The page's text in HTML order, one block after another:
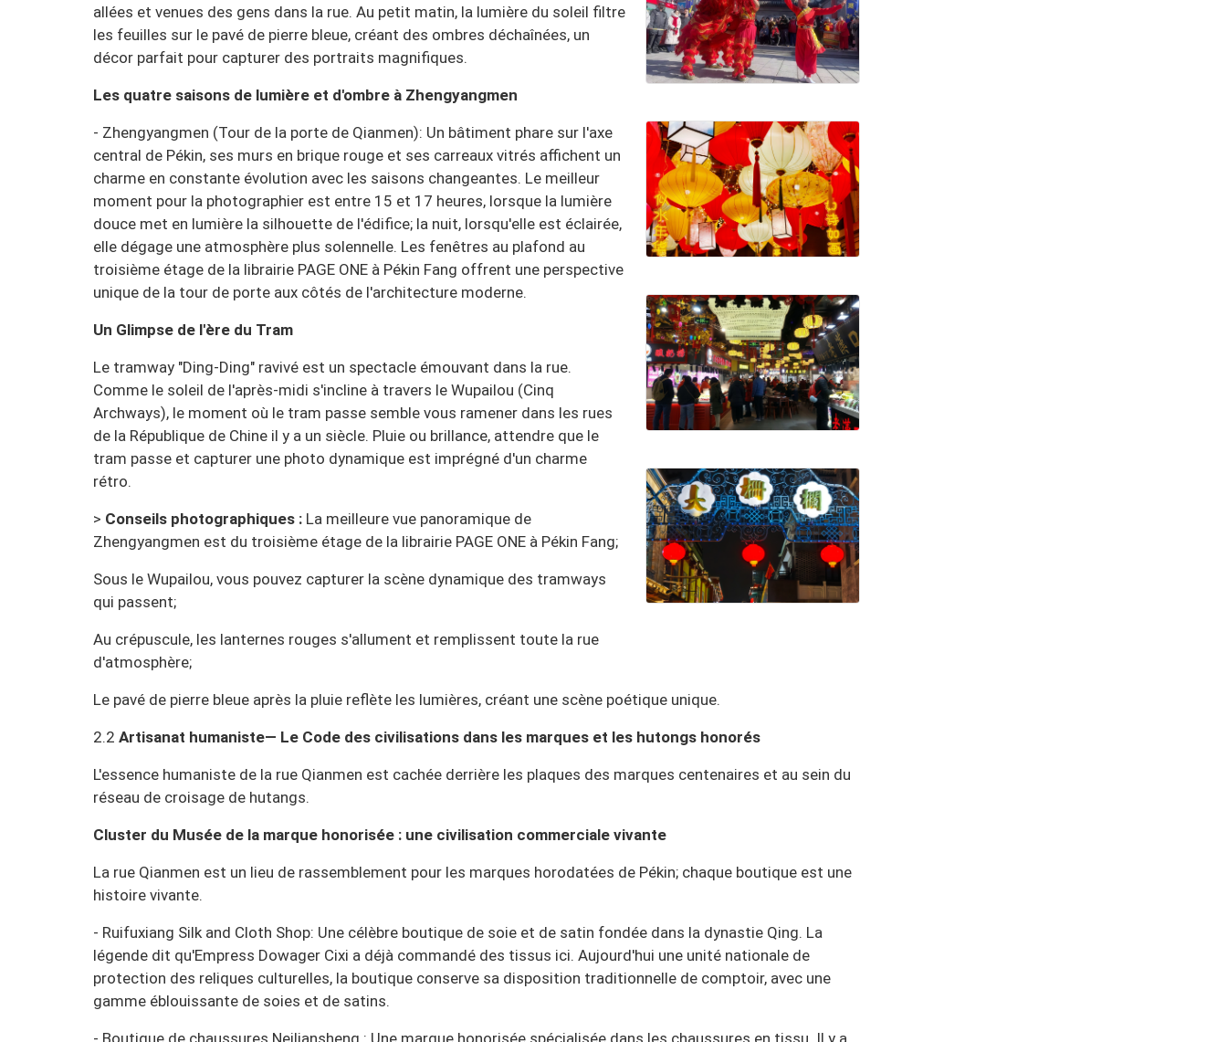
allées et venues des gens dans la rue. Au petit matin, la lumière du soleil filtre
les feuilles sur le pavé de pierre bleue, créant des ombres déchaînées, un
décor parfait pour capturer des portraits magnifiques.
Les quatre saisons de lumière et d'ombre à Zhengyangmen
- Zhengyangmen (Tour de la porte de Qianmen): Un bâtiment phare sur l'axe
central de Pékin, ses murs en brique rouge et ses carreaux vitrés affichent un
charme en constante évolution avec les saisons changeantes. Le meilleur
moment pour la photographier est entre 15 et 17 heures, lorsque la lumière
douce met en lumière la silhouette de l'édifice; la nuit, lorsqu'elle est éclairée,
elle dégage une atmosphère plus solennelle. Les fenêtres au plafond au
troisième étage de la librairie PAGE ONE à Pékin Fang offrent une perspective
unique de la tour de porte aux côtés de l'architecture moderne.
Un Glimpse de l'ère du Tram
Le tramway "Ding-Ding" ravivé est un spectacle émouvant dans la rue.
Comme le soleil de l'après-midi s'incline à travers le Wupailou (Cinq
Archways), le moment où le tram passe semble vous ramener dans les rues
de la République de Chine il y a un siècle. Pluie ou brillance, attendre que le
tram passe et capturer une photo dynamique est imprégné d'un charme
rétro.
> Conseils photographiques : La meilleure vue panoramique de
Zhengyangmen est du troisième étage de la librairie PAGE ONE à Pékin Fang;
Sous le Wupailou, vous pouvez capturer la scène dynamique des tramways
qui passent;
Au crépuscule, les lanternes rouges s'allument et remplissent toute la rue
d'atmosphère;
Le pavé de pierre bleue après la pluie reflète les lumières, créant une scène poétique unique.
2.2 Artisanat humaniste— Le Code des civilisations dans les marques et les hutongs honorés
L'essence humaniste de la rue Qianmen est cachée derrière les plaques des marques centenaires et au sein du
réseau de croisage de hutangs.
Cluster du Musée de la marque honorisée : une civilisation commerciale vivante
La rue Qianmen est un lieu de rassemblement pour les marques horodatées de Pékin; chaque boutique est une
histoire vivante.
- Ruifuxiang Silk and Cloth Shop: Une célèbre boutique de soie et de satin fondée dans la dynastie Qing. La
légende dit qu'Empress Dowager Cixi a déjà commandé des tissus ici. Aujourd'hui une unité nationale de
protection des reliques culturelles, la boutique conserve sa disposition traditionnelle de comptoir, avec une
gamme éblouissante de soies et de satins.